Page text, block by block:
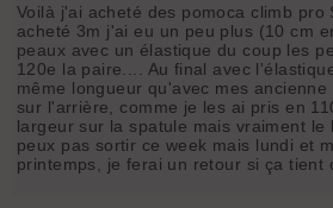
Voilà j'ai acheté des pomoca climb pro
acheté 3m j'ai eu un peu plus (10 cm
peaux avec un élastique du coup les
120e la paire.... Au final avec
même longueur qu'avec mes
sur l'arrière, comme je les ai pris en
largeur sur la spatule mais vraiment le
peux pas sortir ce week mais lundi et
printemps, je ferai un retour si ça tient